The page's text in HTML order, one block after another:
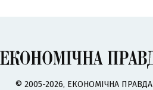
© 2005-2026, ЕКОНОМІЧНА ПРАВДА